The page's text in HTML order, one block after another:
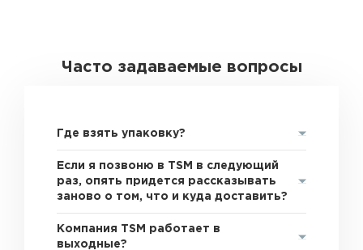
Часто задаваемые вопросы
Где взять упаковку?
Если я позвоню в TSM в следующий
раз, опять придется рассказывать
заново о том, что и куда доставить?
Компания TSM работает в
выходные?